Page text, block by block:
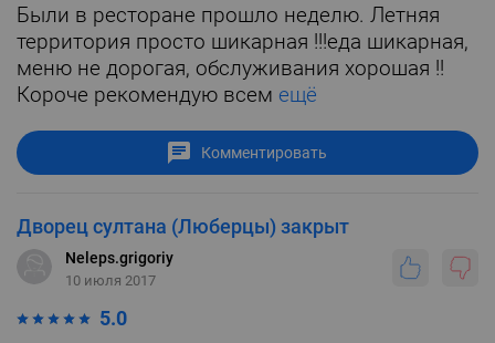
Были в ресторане прошло неделю. Летняя
территория просто шикарная !!!еда шикарная,
меню не дорогая, обслуживания хорошая !!
Короче рекомендую всем ещё
Комментировать
Дворец султана (Люберцы) закрыт
Neleps.grigoriy
10 июля 2017
5.0